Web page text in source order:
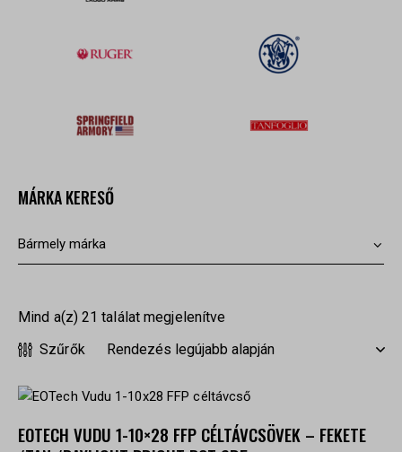
MÁRKA KERESŐ
Mind a(z) 21 találat megjelenítve
Szűrők
EOTECH VUDU 1-10×28 FFP CÉLTÁVCSÖVEK – FEKETE